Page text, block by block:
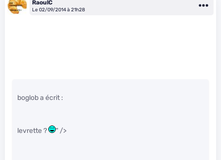
RaoulC
Le 02/09/2014 à 21h28
boglob a écrit :
levrette ? " />